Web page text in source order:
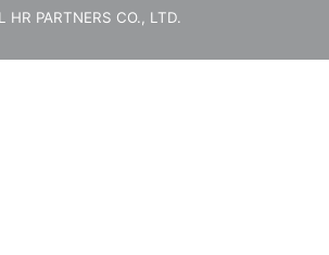
HR PARTNERS CO., LTD.